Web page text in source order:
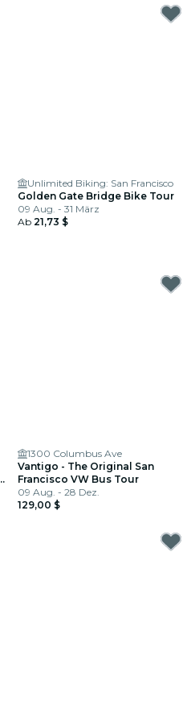
Unlimited Biking: San Francisco
Golden Gate Bridge Bike Tour
09 Aug. - 31 März
Ab 21,73 $
1300 Columbus Ave
Vantigo - The Original San
Francisco VW Bus Tour
09 Aug. - 28 Dez.
129,00 $